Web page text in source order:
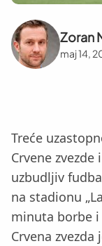
Zoran
maj 14,
Treće
Crvene
uzbudljiv
na stadionu
minuta borbe
Crvena